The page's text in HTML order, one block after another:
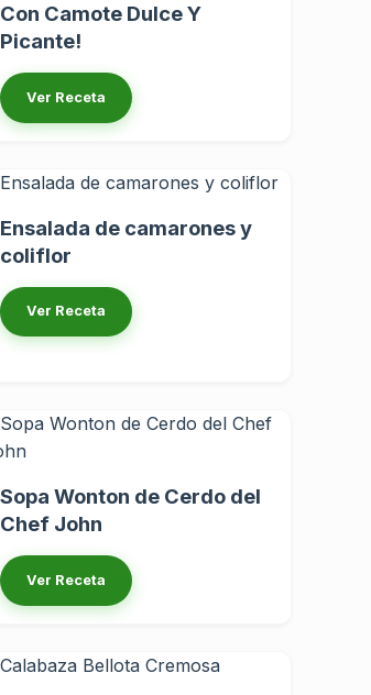
Con Camote Dulce Y
Picante!
Ver Receta
Ensalada de camarones y
coliflor
Ver Receta
Sopa Wonton de Cerdo del
Chef John
Ver Receta